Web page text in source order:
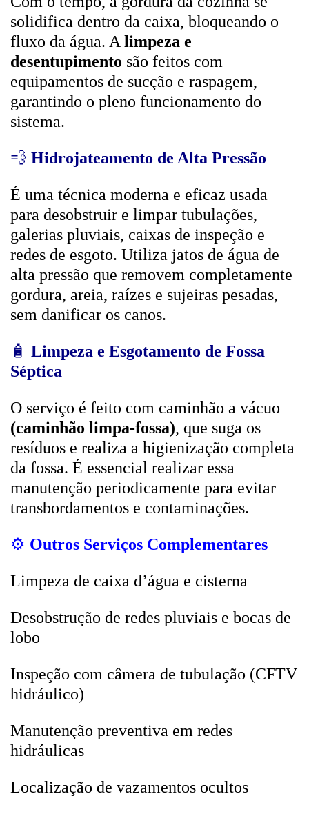
solidifica dentro da caixa, bloqueando o
fluxo da água. A limpeza e
desentupimento são feitos com
equipamentos de sucção e raspagem,
garantindo o pleno funcionamento do
sistema.
💨 Hidrojateamento de Alta Pressão
É uma técnica moderna e eficaz usada
para desobstruir e limpar tubulações,
galerias pluviais, caixas de inspeção e
redes de esgoto. Utiliza jatos de água de
alta pressão que removem completamente
gordura, areia, raízes e sujeiras pesadas,
sem danificar os canos.
🧴 Limpeza e Esgotamento de Fossa
Séptica
O serviço é feito com caminhão a vácuo
(caminhão limpa-fossa), que suga os
resíduos e realiza a higienização completa
da fossa. É essencial realizar essa
manutenção periodicamente para evitar
transbordamentos e contaminações.
⚙️ Outros Serviços Complementares
Limpeza de caixa d’água e cisterna
Desobstrução de redes pluviais e bocas de
lobo
Inspeção com câmera de tubulação (CFTV
hidráulico)
Manutenção preventiva em redes
hidráulicas
Localização de vazamentos ocultos